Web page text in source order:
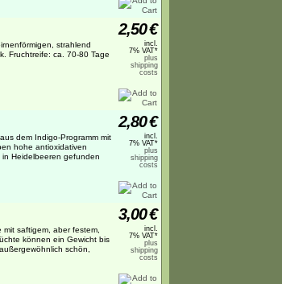
strahlend
Fruchtreife: ca. 70-80 Tage
2,50€
incl.
7% VAT*
plus
shipping
costs
dem Indigo-Programm mit
hohe antioxidativen
Heidelbeeren gefunden
2,80€
incl.
7% VAT*
plus
shipping
costs
saftigem, aber festem,
können ein Gewicht bis
schön,
3,00€
incl.
7% VAT*
plus
shipping
costs